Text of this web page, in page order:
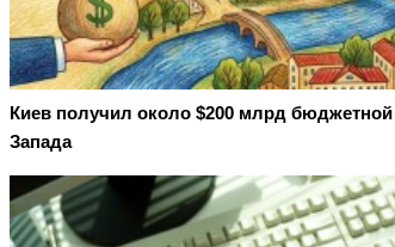
Киев получил около $200 млрд
Запада